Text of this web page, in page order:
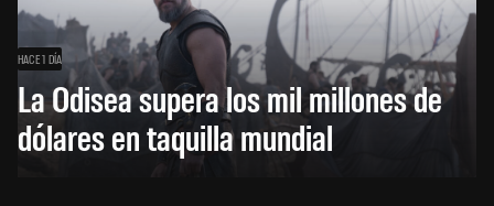
HACE 1 DÍA
La Odisea supera los mil millones de
dólares en taquilla mundial